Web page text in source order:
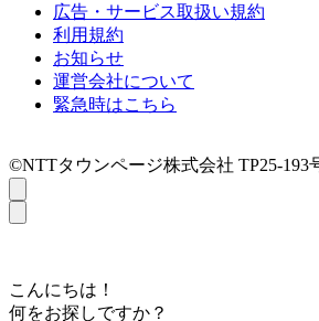
広告・サービス取扱い規約
利用規約
お知らせ
運営会社について
緊急時はこちら
©NTTタウンページ株式会社 TP25-193
こんにちは！
何をお探しですか？